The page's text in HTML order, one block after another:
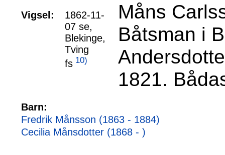
Vigsel:
1862-11-
07 se,
Blekinge,
Tving
fs 10)
Måns
Båtsman i
1821.
Barn:
Fredrik Månsson (1863 - 1884)
Cecilia Månsdotter (1868 - )